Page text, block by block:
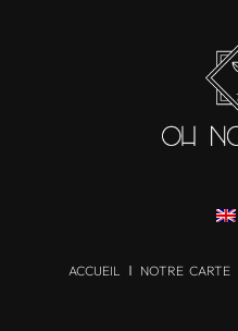
ACCUEIL NOTRE CARTE